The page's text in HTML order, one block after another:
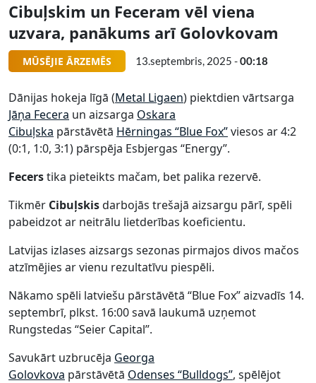
Cibuļskim un Feceram vēl viena
uzvara, panākums arī Golovkovam
MŪSĒJIE ĀRZEMĒS 13.septembris, 2025 -00:18
Dānijas hokeja līgā (Metal Ligaen) piektdien vārtsarga
Jāņa Fecera un aizsarga Oskara
Cibuļska pārstāvētā Hērningas “Blue Fox”viesos ar 4:2
(0:1, 1:0, 3:1) pārspēja Esbjergas “Energy”.
Fecerstika pieteikts mačam, bet palika rezervē.
Tikmēr Cibuļskisdarbojās trešajā aizsargu pārī, spēli
pabeidzot ar neitrālu lietderības koeficientu.
Latvijas izlases aizsargs sezonas pirmajos divos mačos
atzīmējies ar vienu rezultatīvu piespēli.
Nākamo spēli latviešu pārstāvētā “Blue Fox” aizvadīs 14.
septembrī, plkst. 16:00 savā laukumā uzņemot
Rungstedas “Seier Capital”.
Savukārt uzbrucēja Georga
Golovkova pārstāvētā Odenses “Bulldogs”, spēlējot